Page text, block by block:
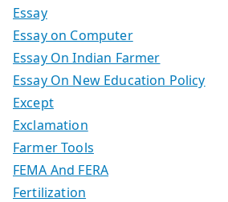
Essay
Essay on Computer
Essay On Indian Farmer
Essay On New Education Policy
Except
Exclamation
Farmer Tools
FEMA And FERA
Fertilization